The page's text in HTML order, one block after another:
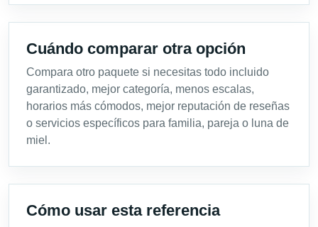
Cuándo comparar otra opción
Compara otro paquete si necesitas todo incluido
garantizado, mejor categoría, menos escalas,
horarios más cómodos, mejor reputación de reseñas
o servicios específicos para familia, pareja o luna de
miel.
Cómo usar esta referencia